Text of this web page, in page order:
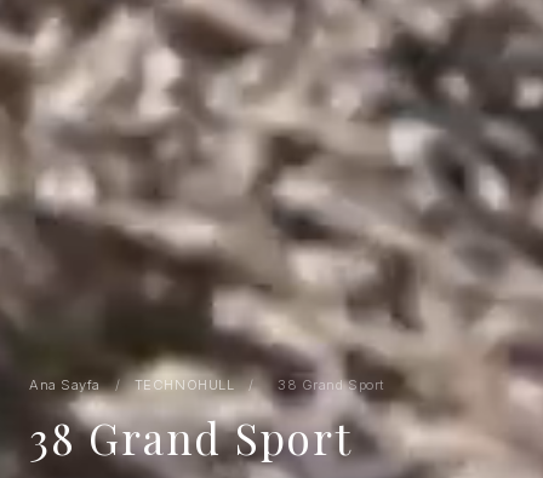
Ana Sayfa / TECHNOHULL / 38 Grand Sport
38 Grand Sport